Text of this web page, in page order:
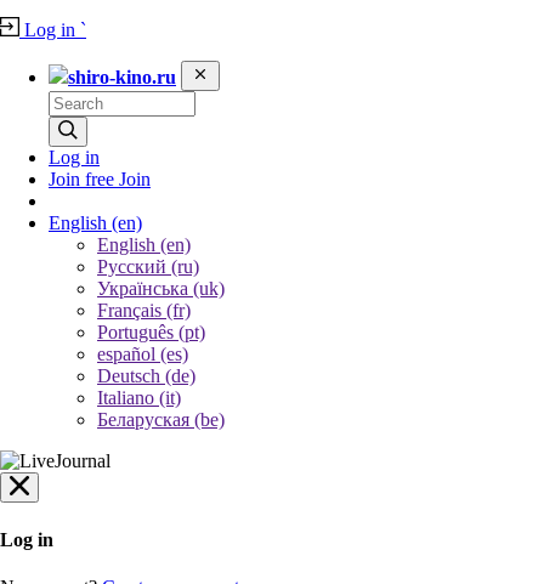
Log in `
shiro-kino.ru
Log in
Join free Join
English (en)
English (en)
Русский (ru)
Українська (uk)
Français (fr)
Português (pt)
español (es)
Deutsch (de)
Italiano (it)
Беларуская (be)
Log in